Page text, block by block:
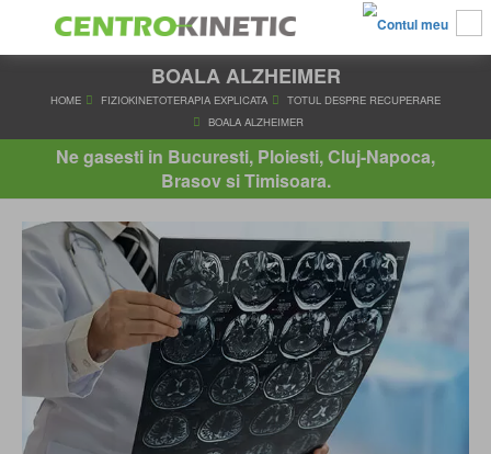
BOALA ALZHEIMER
FIZIOKINETOTERAPIA EXPLICATA
BOALA ALZHEIMER
Ne gasesti in Bucuresti, Ploiesti, Cluj-Napoca,
Brasov si Timisoara.